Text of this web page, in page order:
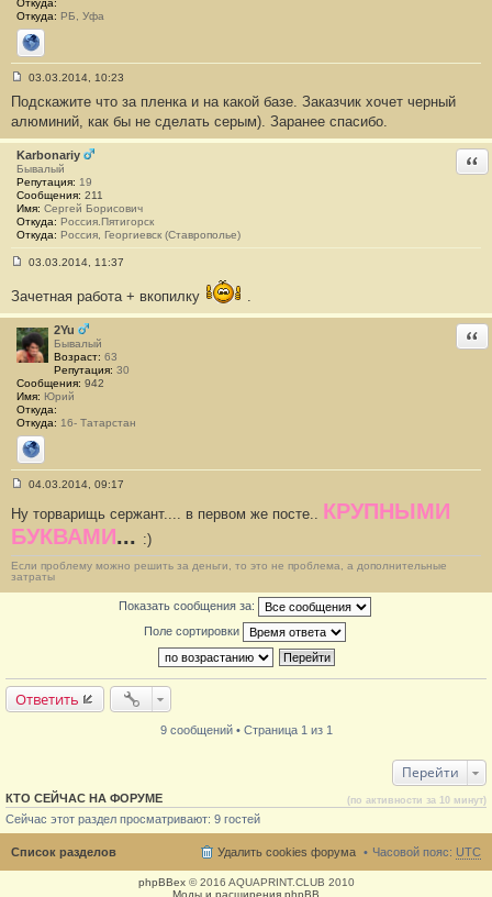
Откуда:
Откуда: РБ, Уфа
Сайт
о
о
б
щ
е
н
и
е
#
7
03.03.2014, 10:23
Подскажите что за пленка и на какой базе. Заказчик хочет черный
алюминий, как бы не сделать серым). Заранее спасибо.
Karbonariy
Бывалый
Репутация: 19
Сообщения: 211
Имя: Сергей Борисович
Откуда: Россия.Пятигорск
Откуда: Россия, Георгиевск (Ставрополье)
о
б
е
н
и
#
8
03.03.2014, 11:37
Зачетная работа + вкопилку .
2Yu
Бывалый
Возраст: 63
Репутация: 30
Сообщения: 942
Имя: Юрий
Откуда:
Откуда: 16- Татарстан
Сайт
о
б
щ
е
н
и
04.03.2014, 09:17
Ну торварищь сержант.... в первом же посте.. КРУПНЫМИ
БУКВАМИ... :)
Если проблему можно решить за деньги, то это не проблема, а дополнительные
затраты
Показать сообщения за:
Поле сортировки
Ответить
9 сообщений • Страница 1 из 1
Перейти
КТО СЕЙЧАС НА ФОРУМЕ (по активности за 10 минут)
Сейчас этот раздел просматривают: 9 гостей
Список разделов Часовой пояс: UTC
Удалить cookies форума
phpBBex© 2016 AQUAPRINT.CLUB 2010
Моды и расширения phpBB